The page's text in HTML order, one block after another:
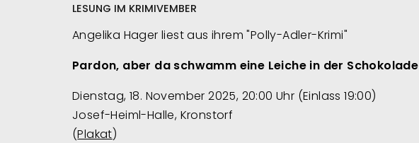
LESUNG IM KRIMIVEMBER
Angelika Hager liest aus ihrem "Polly-Adler-Krimi"
Pardon, aber da schwamm eine Leiche in der Schokolade
Dienstag, 18. November 2025, 20:00 Uhr (Einlass 19:00)
Josef-Heiml-Halle, Kronstorf
(Plakat)